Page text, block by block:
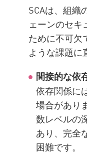
SCAは、組織
ェーンのセキ
ために不可欠
ような課題に
間接的な依
依存関係に
場合があり
数レベルの
あり、完全
困難です。